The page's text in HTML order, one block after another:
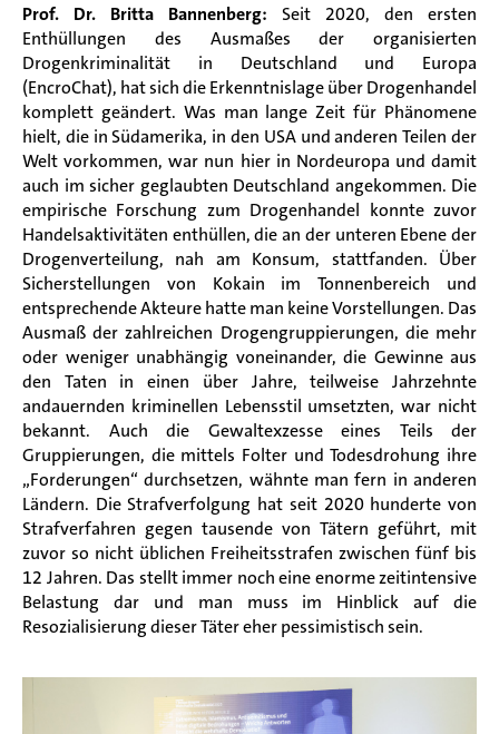
Prof. Dr. Britta Bannenberg: Seit 2020, den ersten
Enthüllungen des Ausmaßes der organisierten
Drogenkriminalität in Deutschland und Europa
(EncroChat), hat sich die Erkenntnislage über Drogenhandel
komplett geändert. Was man lange Zeit für Phänomene
hielt, die in Südamerika, in den USA und anderen Teilen der
Welt vorkommen, war nun hier in Nordeuropa und damit
auch im sicher geglaubten Deutschland angekommen. Die
empirische Forschung zum Drogenhandel konnte zuvor
Handelsaktivitäten enthüllen, die an der unteren Ebene der
Drogenverteilung, nah am Konsum, stattfanden. Über
Sicherstellungen von Kokain im Tonnenbereich und
entsprechende Akteure hatte man keine Vorstellungen. Das
Ausmaß der zahlreichen Drogengruppierungen, die mehr
oder weniger unabhängig voneinander, die Gewinne aus
den Taten in einen über Jahre, teilweise Jahrzehnte
andauernden kriminellen Lebensstil umsetzten, war nicht
bekannt. Auch die Gewaltexzesse eines Teils der
Gruppierungen, die mittels Folter und Todesdrohung ihre
„Forderungen“ durchsetzen, wähnte man fern in anderen
Ländern. Die Strafverfolgung hat seit 2020 hunderte von
Strafverfahren gegen tausende von Tätern geführt, mit
zuvor so nicht üblichen Freiheitsstrafen zwischen fünf bis
12 Jahren. Das stellt immer noch eine enorme zeitintensive
Belastung dar und man muss im Hinblick auf die
Resozialisierung dieser Täter eher pessimistisch sein.